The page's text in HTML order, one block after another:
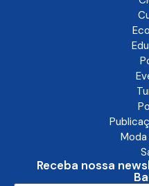
Receba nossa